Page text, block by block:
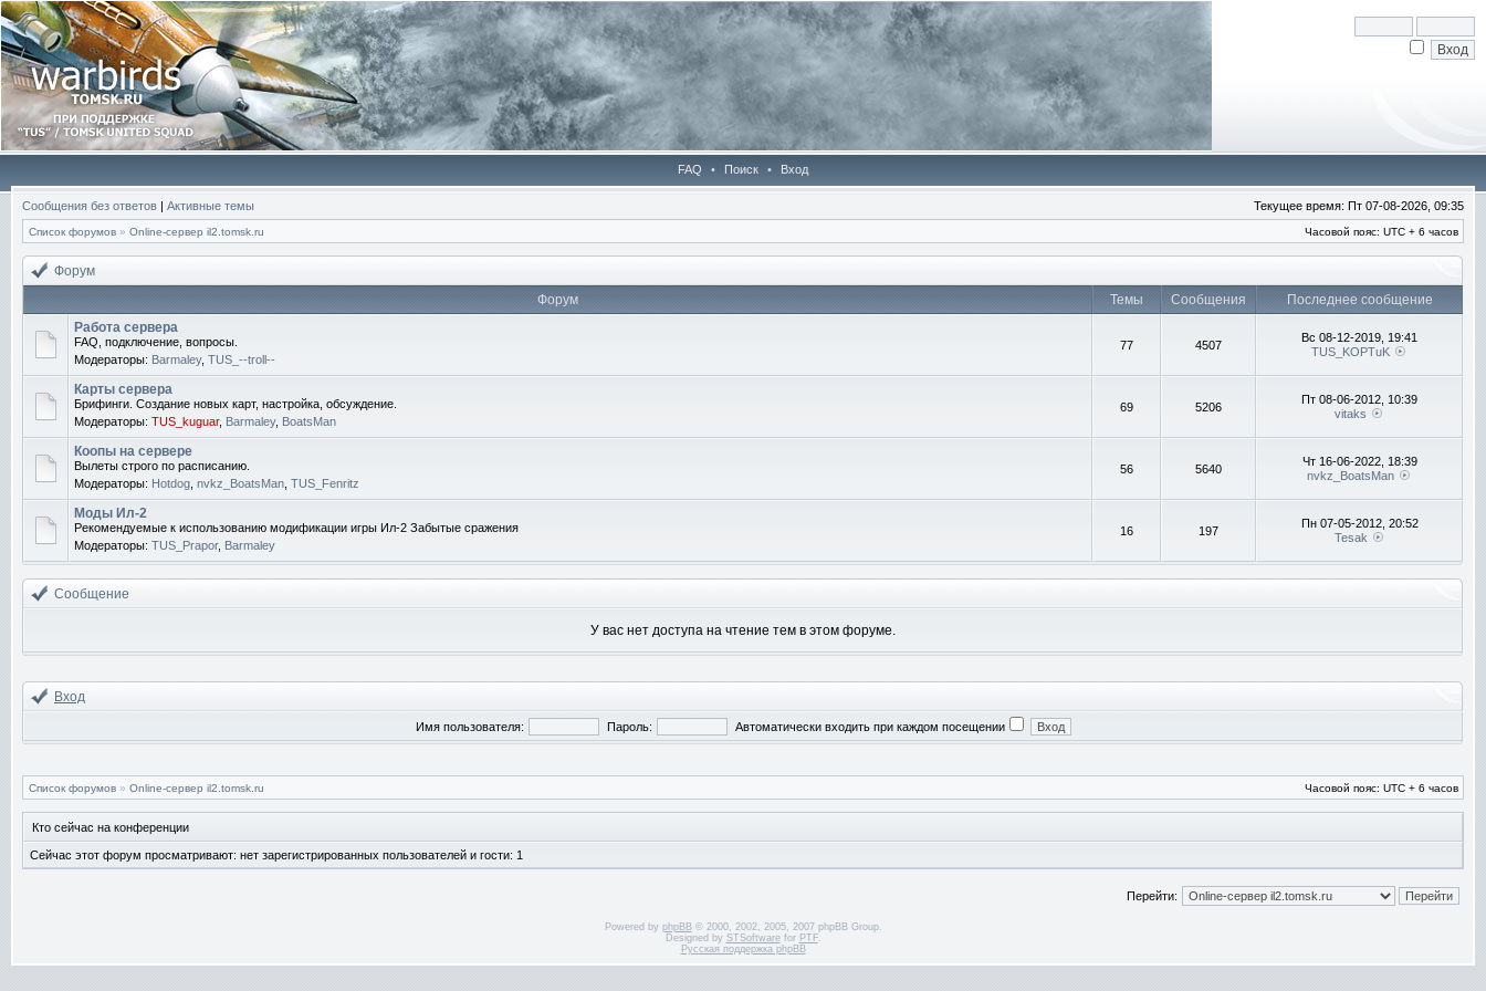
FAQ • Поиск • Вход
Сообщения без ответов | Активные темы Текущее время: Пт 07-08-2026, 09:35
Список форумов » Online-cервер il2.tomsk.ru Часовой пояс: UTC + 6 часов
Форум
Форум
Темы Сообщения
Последнее сообщение
Работа сервера
FAQ, подключение, вопросы.
Модераторы: Barmaley, TUS_--troll--
77 4507
Вс 08-12-2019, 19:41
TUS_KOPTuK
Карты сервера
Брифинги. Создание новых карт, настройка, обсуждение.
Модераторы: TUS_kuguar, Barmaley, BoatsMan
69 5206
Пт 08-06-2012, 10:39
vitaks
Коопы на сервере
Вылеты строго по расписанию.
Модераторы: Hotdog nvkz_BoatsMan TUS_Fenritz
56 5640
Чт 16-06-2022, 18:39
nvkz_BoatsMan
Моды Ил-2
Рекомендуемые к использованию модификации игры Ил-2 Забытые сражения
Модераторы: TUS_Prapor, Barmaley
16 197
Пн 07-05-2012, 20:52
Tesak
Сообщение
У вас нет доступа на чтение тем в этом форуме.
Вход
Имя пользователя: Пароль: Автоматически входить при каждом посещении
Список форумов » Online-cервер il2.tomsk.ru Часовой пояс: UTC + 6 часов
Кто сейчас на конференции
Сейчас этот форум просматривают: нет зарегистрированных пользователей и гости: 1
Перейти:
Powered by phpBB© 2000, 2002, 2005, 2007 phpBB Group.
Designed by STSoftwarefor PTF.
Русская поддержка phpBB